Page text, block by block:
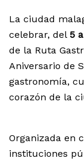
La ciudad
celebrar, del 5
de la Ruta
Aniversario de
gastronomía,
corazón de la
Organizada en
instituciones